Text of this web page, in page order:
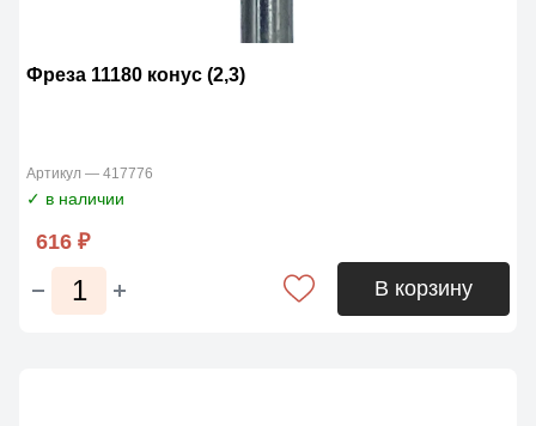
Фреза 11180 конус (2,3)
Артикул — 417776
✓ в наличии
616 ₽
В корзину